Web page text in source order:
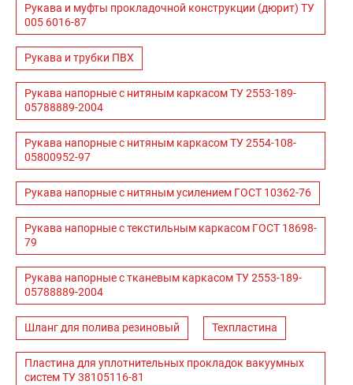
Рукава и муфты прокладочной конструкции (дюрит) ТУ
005 6016-87
Рукава и трубки ПВХ
Рукава напорные с нитяным каркасом ТУ 2553-189-
05788889-2004
Рукава напорные с нитяным каркасом ТУ 2554-108-
05800952-97
Рукава напорные с нитяным усилением ГОСТ 10362-76
Рукава напорные с текстильным каркасом ГОСТ 18698-
79
Рукава напорные с тканевым каркасом ТУ 2553-189-
05788889-2004
Шланг для полива резиновый Техпластина
Пластина для уплотнительных прокладок вакуумных
систем ТУ 38105116-81